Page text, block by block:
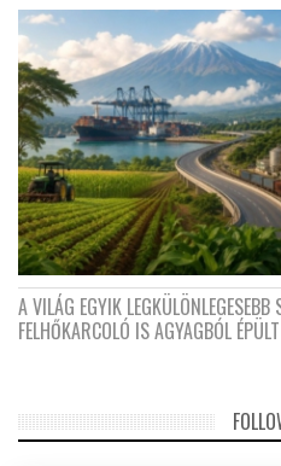
A VILÁG EGYIK
FELHŐKARCOLÓ IS AGYAGBÓL ÉPÜLT